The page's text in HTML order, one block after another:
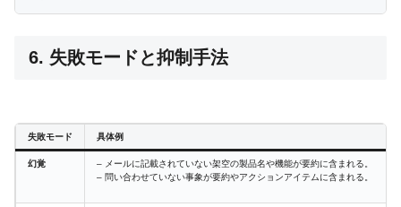
6. 失敗モードと抑制手法
失敗モード 具体例
幻覚
– メールに記載されていない架空の製品名や機能が要約に含まれる。
– 問い合わせていない事象が要約やアクションアイテムに含まれる。